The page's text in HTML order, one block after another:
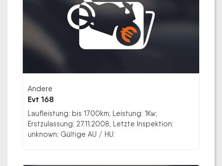
Andere
Evt 168
Laufleistung: bis 1700km; Leistung: 1Kw;
Erstzulassung: 27.11.2008; Letzte Inspektion:
unknown; Gültige AU / HU: